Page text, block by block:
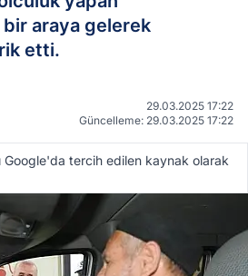
araya gelerek
etti.
29.03.2025 17:22
Güncelleme: 29.03.2025 17:22
Google'da tercih edilen kaynak olarak